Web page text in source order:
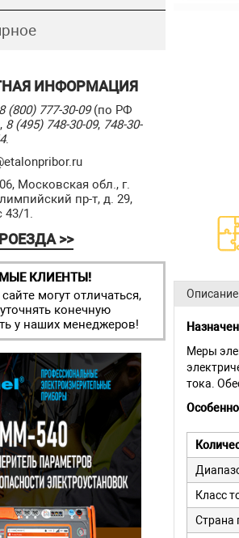
ИНФОРМАЦИЯ
(800) 777-30-09(по РФ
8 (495) 748-30-09, 748-30-
.
Московская обл., г.
пр-т, д. 29,
43/1.
>>
КЛИЕНТЫ!
могут отличаться,
конечную
у наших менеджеров!
Описание
Меры
тока.
Класс
Страна